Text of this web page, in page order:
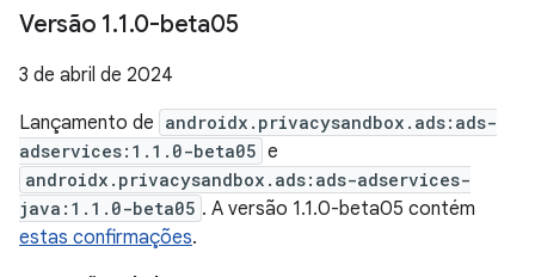
Versão 1.1.0-beta05
3 de abril de 2024
Lançamento de androidx.privacysandbox.ads:ads-
adservices:1.1.0-beta05 e
androidx.privacysandbox.ads:ads-adservices-
java:1.1.0-beta05 . A versão 1.1.0-beta05 contém
estas confirmações.